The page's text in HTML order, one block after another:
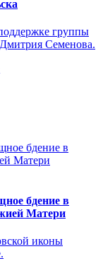
группы
Семенова.
бдение в
Матери
иконы